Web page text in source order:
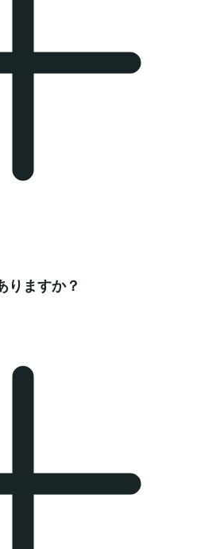
りますか？